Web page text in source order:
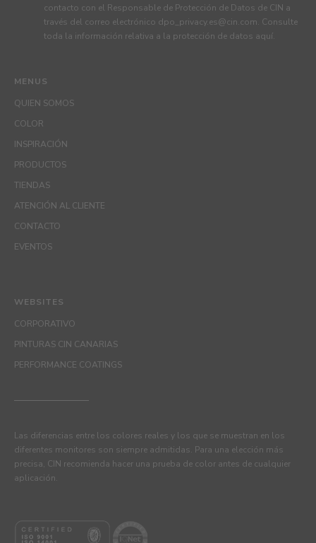
MENUS
QUIEN SOMOS
COLOR
INSPIRACIÓN
PRODUCTOS
TIENDAS
ATENCIÓN AL CLIENTE
CONTACTO
EVENTOS
contacto con el Responsable de Protección de Datos de CIN a
través del correo electrónico dpo_privacy.es@cin.com. Consulte
toda la información relativa a la protección de datos aquí.
WEBSITES
CORPORATIVO
PINTURAS CIN CANARIAS
PERFORMANCE COATINGS
Las diferencias entre los colores reales y los que se muestran en los
diferentes monitores son siempre admitidas. Para una elección más
precisa, CIN recomienda hacer una prueba de color antes de cualquier
aplicación.